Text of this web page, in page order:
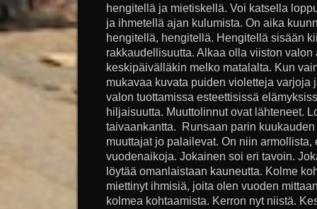
hengitellä ja mietiskellä. Voi katsella
ja ihmetellä ajan kulumista. On aika
hengitellä, hengitellä. Hengitellä sisään
rakkaudellisuutta. Alkaa olla viiston
keskipäivälläkin melko matalalta. Kun
mukavaa kuvata puiden violetteja varjoja
valon tuottamissa esteettisissä
hiljaisuutta. Muuttolinnut ovat lähteneet.
taivaankantta. Runsaan parin
muuttajat jo palailevat. On niin
vuodenaikoja. Jokainen soi eri tavoin.
löytää omanlaistaan kauneutta. Kolme
miettinyt ihmisiä, joita olen vuoden
kolmea kohtaamista. Kerron nyt niistä.